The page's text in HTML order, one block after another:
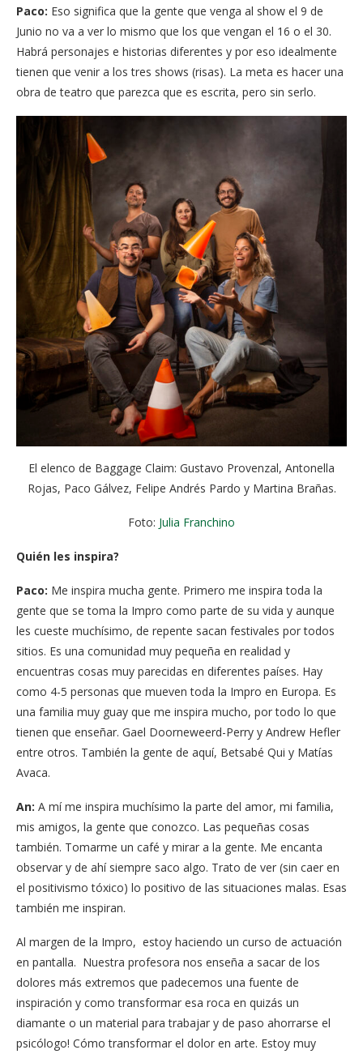
Paco: Eso significa que la gente que venga al show el 9 de
Junio no va a ver lo mismo que los que vengan el 16 o el 30.
Habrá personajes e historias diferentes y por eso idealmente
tienen que venir a los tres shows (risas). La meta es hacer una
obra de teatro que parezca que es escrita, pero sin serlo.
El elenco de Baggage Claim: Gustavo Provenzal, Antonella
Rojas, Paco Gálvez, Felipe Andrés Pardo y Martina Brañas.
Foto: Julia Franchino
Quién les inspira?
Paco: Me inspira mucha gente. Primero me inspira toda la
gente que se toma la Impro como parte de su vida y aunque
les cueste muchísimo, de repente sacan festivales por todos
sitios. Es una comunidad muy pequeña en realidad y
encuentras cosas muy parecidas en diferentes países. Hay
como 4-5 personas que mueven toda la Impro en Europa. Es
una familia muy guay que me inspira mucho, por todo lo que
tienen que enseñar. Gael Doorneweerd-Perry y Andrew Hefler
entre otros. También la gente de aquí, Betsabé Qui y Matías
Avaca.
An: A mí me inspira muchísimo la parte del amor, mi familia,
mis amigos, la gente que conozco. Las pequeñas cosas
también. Tomarme un café y mirar a la gente. Me encanta
observar y de ahí siempre saco algo. Trato de ver (sin caer en
el positivismo tóxico) lo positivo de las situaciones malas. Esas
también me inspiran.
Al margen de la Impro, estoy haciendo un curso de actuación
en pantalla. Nuestra profesora nos enseña a sacar de los
dolores más extremos que padecemos una fuente de
inspiración y como transformar esa roca en quizás un
diamante o un material para trabajar y de paso ahorrarse el
psicólogo! Cómo transformar el dolor en arte. Estoy muy